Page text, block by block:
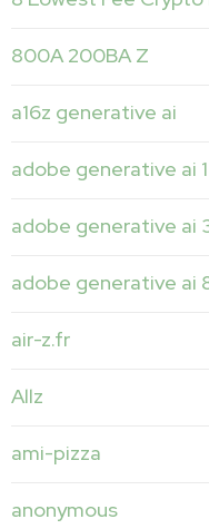
800A 200BA Z
a16z generative ai
adobe generative ai 1
adobe generative ai
adobe generative ai
air-z.fr
Allz
ami-pizza
anonymous